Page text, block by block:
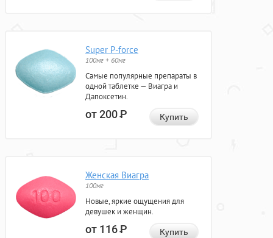
Super P-force
100мг + 60мг
Самые популярные препараты в
одной таблетке — Виагра и
Дапоксетин.
от 200Р Купить
Женская Виагра
100мг
Новые, яркие ощущения для
девушек и женщин.
от 116Р Купить